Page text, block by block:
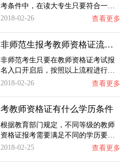
考条件中，在读大专生只要符合一…
2018-02-26
查看更多
非师范生报考教师资格证流程介绍
非师范考生只要在教师资格证考试报
名入口开启后，按照以上流程进行…
2018-02-26
查看更多
考教师资格证有什么学历条件
根据教育部门规定，不同等级的教师
资格证报考需要满足不同的学历要…
2018-02-25
查看更多